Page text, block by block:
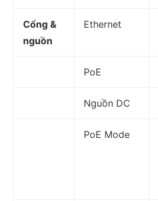
Cổng &
nguồn
Ethernet
PoE
Nguồn DC
PoE Mode